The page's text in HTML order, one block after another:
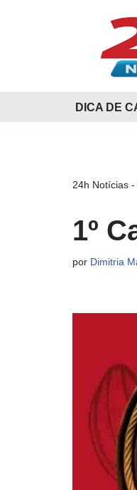
DICA DE
24h Notícias -
1º
por Dimitria